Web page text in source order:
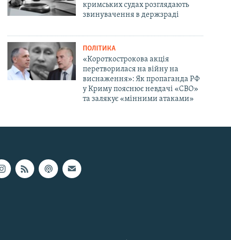
кримських судах розглядають
звинувачення в держзраді
ПОЛІТИКА
«Короткострокова акція
перетворилася на війну на
виснаження»: Як пропаганда РФ
у Криму пояснює невдачі «СВО»
та залякує «мінними атаками»